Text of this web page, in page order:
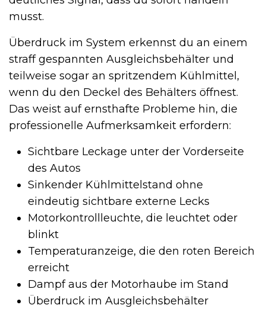
musst.
Überdruck im System erkennst du an einem
straff gespannten Ausgleichsbehälter und
teilweise sogar an spritzendem Kühlmittel,
wenn du den Deckel des Behälters öffnest.
Das weist auf ernsthafte Probleme hin, die
professionelle Aufmerksamkeit erfordern:
Sichtbare Leckage unter der Vorderseite
des Autos
Sinkender Kühlmittelstand ohne
eindeutig sichtbare externe Lecks
Motorkontrollleuchte, die leuchtet oder
blinkt
Temperaturanzeige, die den roten Bereich
erreicht
Dampf aus der Motorhaube im Stand
Überdruck im Ausgleichsbehälter